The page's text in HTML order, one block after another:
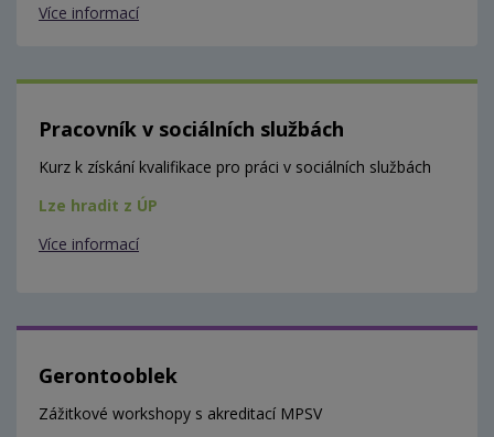
Více informací
Pracovník v sociálních službách
Kurz k získání kvalifikace pro práci v sociálních službách
Lze hradit z ÚP
Více informací
Gerontooblek
Zážitkové workshopy s akreditací MPSV